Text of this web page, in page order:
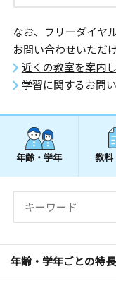
なお、フリーダイヤ
お問い合わせいただ
近くの教室を案内
学習に関するお問
年齢・学年 教科
年齢・学年ごとの特長